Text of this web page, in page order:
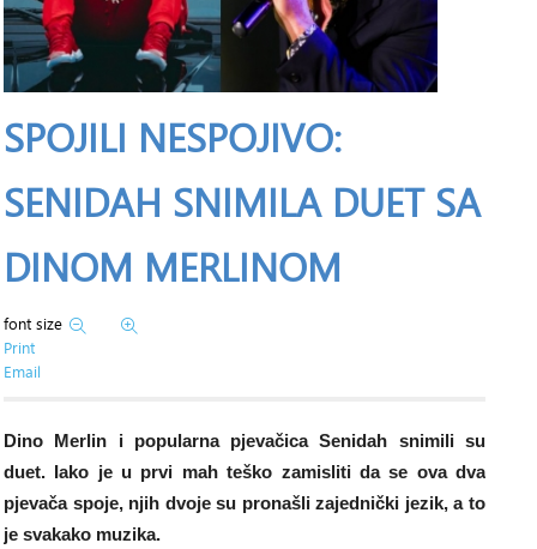
SPOJILI NESPOJIVO:
SENIDAH SNIMILA DUET SA
DINOM MERLINOM
font size
Print
Email
Dino Merlin i popularna pjevačica Senidah snimili su
duet. Iako je u prvi mah teško zamisliti da se ova dva
pjevača spoje, njih dvoje su pronašli zajednički jezik, a to
je svakako muzika.